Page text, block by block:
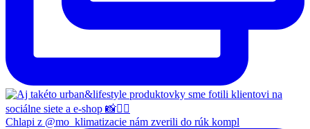
Chlapi z @mo_klimatizacie nám zverili do rúk kompl